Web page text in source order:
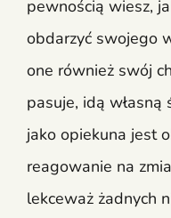
pewnością wiesz,
obdarzyć swojego
one również swój
pasuje, idą własną
jako opiekuna jest
reagowanie na
lekceważ żadnych